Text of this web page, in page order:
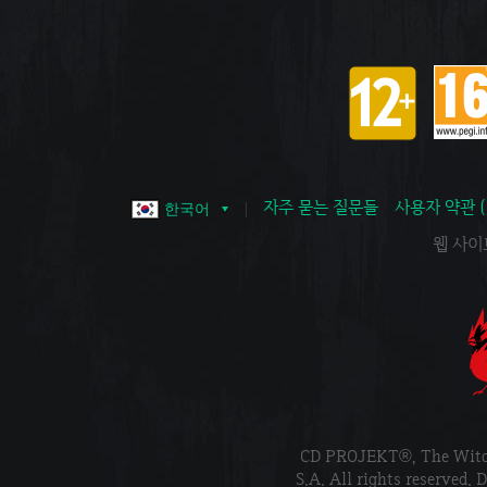
한국어 자주 묻는 질문들
사용자 약관
웹 사
CD PROJEKT®, The
S.A. All rights reserved.